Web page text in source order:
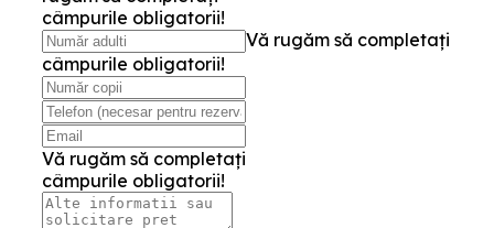
câmpurile obligatorii!
Vă rugăm să completați
câmpurile obligatorii!
Vă rugăm să completați
câmpurile obligatorii!